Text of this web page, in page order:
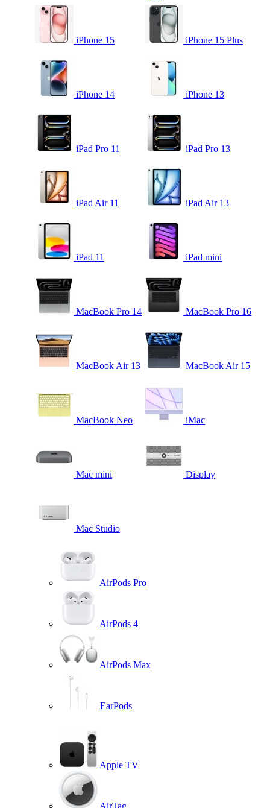
iPhone 15 iPhone 15 Plus
iPhone 14 iPhone 13
iPad Pro 11 iPad Pro 13
iPad Air 11 iPad Air 13
iPad 11 iPad mini
MacBook Pro 14 MacBook Pro 16
MacBook Air 13 MacBook Air 15
MacBook Neo iMac
Mac mini Display
Mac Studio
AirPods Pro
AirPods 4
AirPods Max
EarPods
Apple TV